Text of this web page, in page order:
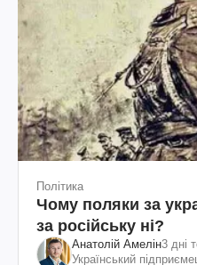
Політика
Чому поляки за
за російську ні?
Анатолій Амелін3 дні
Український